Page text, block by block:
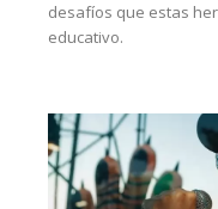
desafíos que estas
educativo.